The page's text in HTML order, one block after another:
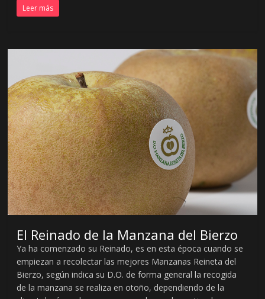
e
n
t
o
D
i
g
i
t
a
Leer más
El Reinado de la Manzana del Bierzo
Ya ha comenzado su Reinado, es en esta época cuando se
empiezan a recolectar las mejores Manzanas Reineta del
Bierzo, según indica su D.O. de forma general la recogida
de la manzana se realiza en otoño, dependiendo de la